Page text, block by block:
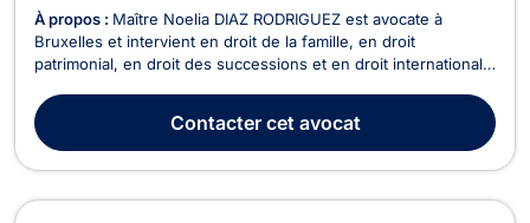
À propos : Maître Noelia DIAZ RODRIGUEZ est avocate à
Bruxelles et intervient en droit de la famille, en droit
patrimonial, en droit des successions et en droit international
particulière en droit de la famille pour tous les dossiers
relevant des contrats de mariage, du divorce à l’a...
Contactercet avocat